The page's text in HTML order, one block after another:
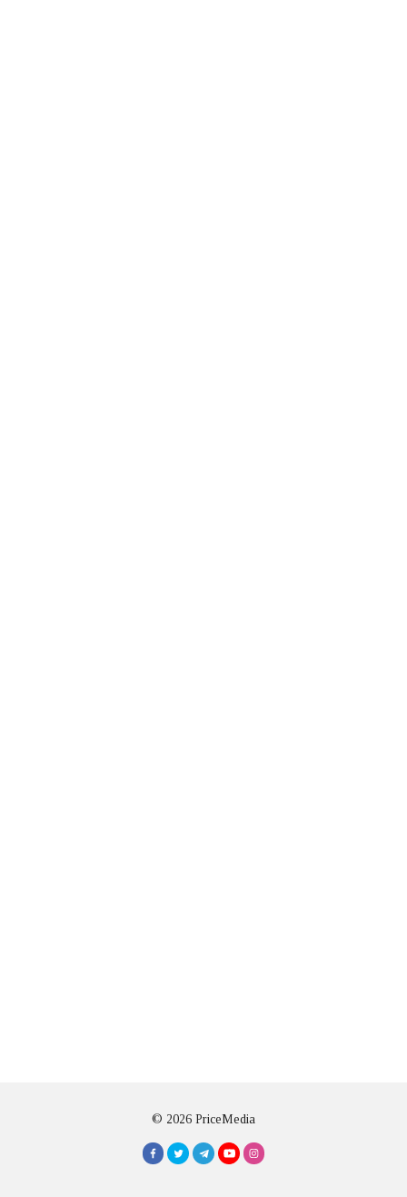
© 2026 PriceMedia